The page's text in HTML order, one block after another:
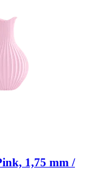
1,75 mm /